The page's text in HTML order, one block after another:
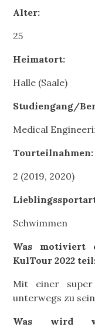
Alter:
25
Heimatort:
Halle (Saale)
Studiengang/
Medical
Tourteilnahmen:
2 (2019, 2020)
Schwimmen
Was motiviert
KulTour 2022
Mit einer
unterwegs zu
Was wird